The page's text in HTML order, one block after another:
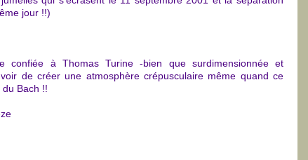
jour !!)
confiée à Thomas Turine -bien que surdimensionnée et
de créer une atmosphère crépusculaire même quand ce
Bach !!